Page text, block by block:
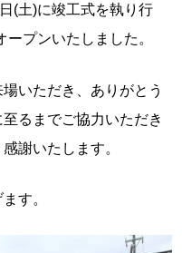
(土)に竣工式を執り行
プンいたしました。
いただき、ありがとう
るまでご協力いただき
謝いたします。
す。